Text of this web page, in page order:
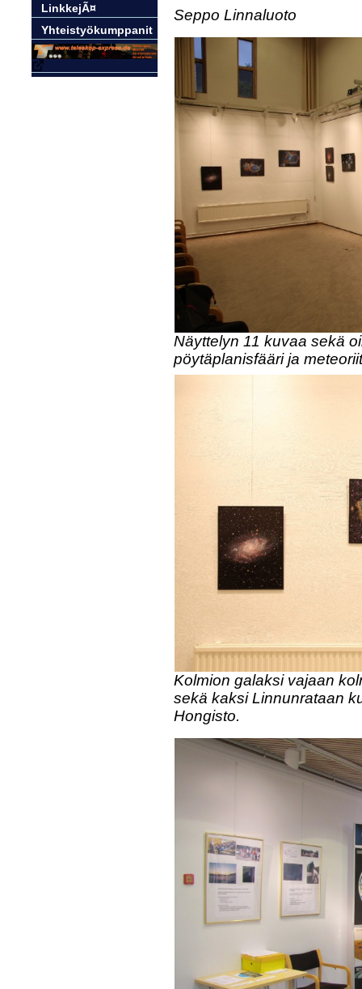
Seppo Linnaluoto
Näyttelyn 11 kuvaa sekä
pöytäplanisfääri ja
Kolmion galaksi vajaan
sekä kaksi Linnunrataan
Hongisto.
LinkkejÃ¤
Yhteistyökumppanit